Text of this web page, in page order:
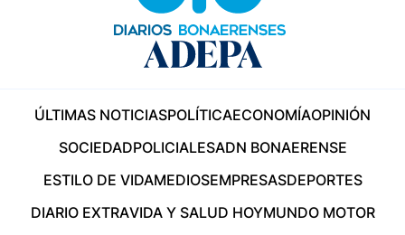
ÚLTIMAS NOTICIASPOLÍTICAECONOMÍAOPINIÓN
SOCIEDADPOLICIALESADN BONAERENSE
ESTILO DE VIDAMEDIOSEMPRESASDEPORTES
DIARIO EXTRAVIDA Y SALUD HOYMUNDO MOTOR